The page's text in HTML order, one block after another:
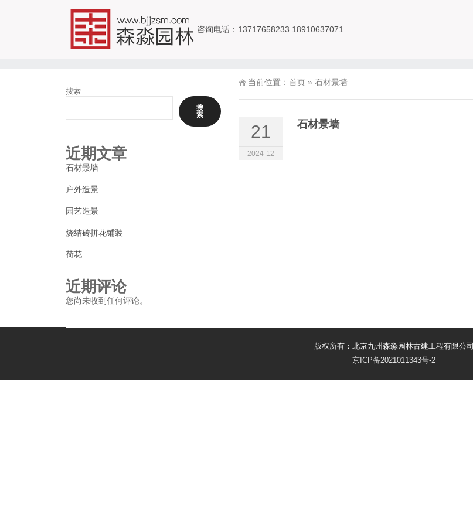
咨询电话：13717658233 18910637071
当前位置： 首页 » 石材景墙
21
2024-12
石材景墙
搜索
搜
索
近期文章
石材景墙
户外造景
园艺造景
烧结砖拼花铺装
荷花
近期评论
您尚未收到任何评论。
版权所有：北京九州森淼园林古建工程有限公司
京ICP备2021011343号-2